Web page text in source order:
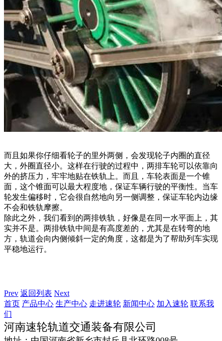
而且如果你仔细看轮子的里外两侧，会发现轮子内圈的直径
大，外圈直径小。这样在行驶的过程中，两排车轮可以依靠向
外的挤压力，牢牢地贴在铁轨上。而且，车轮表面是一个锥
面，这个锥面可以最大程度地，保证车辆行驶的平衡性。当车
轮发生偏移时，它会很自然地向另一侧调整，保证车轮内边缘
不会和铁轨摩擦。
除此之外，我们看到的两排铁轨，好像是在同一水平面上，其
实并不是。两排铁轨中间是有高度差的，尤其是在转弯的地
方，轨道会向内侧倾斜一定的角度，这都是为了帮助列车实现
平稳地运行。
Prev 返回列表 Next
首页 产品中心 生产中心 走进速轮 新闻中心 加入速轮 联系我
们
河南速轮轨道交通装备有限公司